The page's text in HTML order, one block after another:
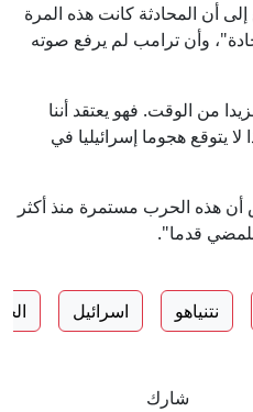
أن المحادثة كانت هذه المرة
وأن ترامب لم يرفع صوته
من الوقت. فهو يعتقد أننا
يتوقع هجوما إسرائيليا في
هذه الحرب مستمرة منذ أكثر
قدما".
نتنياهو اسرائيل
شارك